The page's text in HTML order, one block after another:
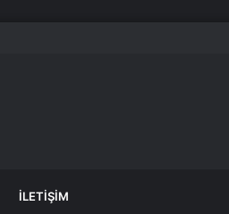
İLETIŞIM